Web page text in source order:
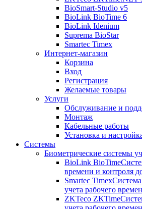
BioSmart-Studio v5
BioLink BioTime 6
BioLink Idenium
Suprema BioStar
Smartec Timex
Интернет-магазин
Корзина
Вход
Регистрация
Желаемые товары
Услуги
Обслуживание и
Монтаж
Кабельные работы
Установка и
Системы
Биометрические системы
BioLink BioTime
времени и контроля
Smartec Timex
учета рабочего
ZKTeco ZKTime